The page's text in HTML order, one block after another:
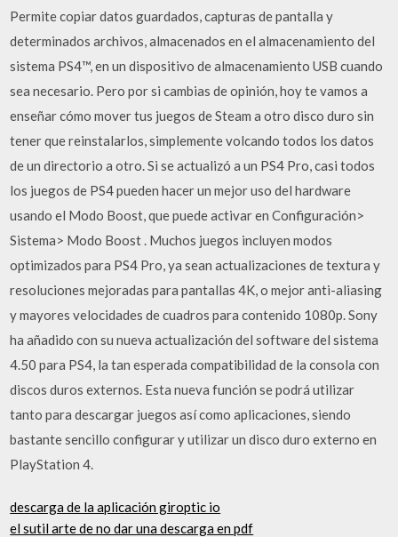
Permite copiar datos guardados, capturas de pantalla y
determinados archivos, almacenados en el almacenamiento del
sistema PS4™, en un dispositivo de almacenamiento USB cuando
sea necesario. Pero por si cambias de opinión, hoy te vamos a
enseñar cómo mover tus juegos de Steam a otro disco duro sin
tener que reinstalarlos, simplemente volcando todos los datos
de un directorio a otro. Si se actualizó a un PS4 Pro, casi todos
los juegos de PS4 pueden hacer un mejor uso del hardware
usando el Modo Boost, que puede activar en Configuración>
Sistema> Modo Boost . Muchos juegos incluyen modos
optimizados para PS4 Pro, ya sean actualizaciones de textura y
resoluciones mejoradas para pantallas 4K, o mejor anti-aliasing
y mayores velocidades de cuadros para contenido 1080p. Sony
ha añadido con su nueva actualización del software del sistema
4.50 para PS4, la tan esperada compatibilidad de la consola con
discos duros externos. Esta nueva función se podrá utilizar
tanto para descargar juegos así como aplicaciones, siendo
bastante sencillo configurar y utilizar un disco duro externo en
PlayStation 4.
descarga de la aplicación giroptic io
el sutil arte de no dar una descarga en pdf